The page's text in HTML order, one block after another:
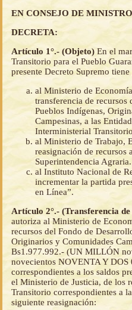
EN CONSEJO DE
DECRETA:
Artículo 1°.- (Objeto) En el
Transitorio para el Pueblo
presente Decreto Supremo
al Ministerio de
transferencia de
Pueblos Indígenas,
Campesinas, a las
Interministerial
al Ministerio de Trabajo,
reasignación de recursos
Superintendencia Agraria.
al Instituto Nacional de
incrementar la partida
en Línea”.
Artículo 2°.- (Transferencia
autoriza al Ministerio de
recursos del Fondo de
Originarios y Comunidades
Bs1.977.992.- (UN MILLÓN
novecientos NOVENTA Y
correspondientes a los saldos
el Ministerio de Justicia, de los
Transitorio correspondientes a
siguiente reasignación: